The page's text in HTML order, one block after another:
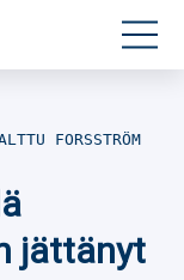
FORSSTRÖM
jättänyt